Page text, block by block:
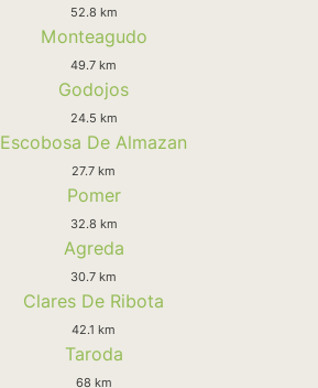
52.8 km
Monteagudo
49.7 km
Godojos
24.5 km
Escobosa De Almazan
27.7 km
Pomer
32.8 km
Agreda
30.7 km
Clares De Ribota
42.1 km
Taroda
68 km